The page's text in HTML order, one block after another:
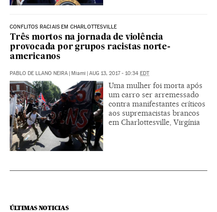
CONFLITOS RACIAIS EM CHARLOTTESVILLE
Três mortos na jornada de violência
provocada por grupos racistas norte-
americanos
PABLO DE LLANO NEIRA | Miami | AUG 13, 2017 - 10:34 EDT
Uma mulher foi morta após
um carro ser arremessado
contra manifestantes críticos
aos supremacistas brancos
em Charlottesville, Virgínia
ÚLTIMAS NOTICIAS